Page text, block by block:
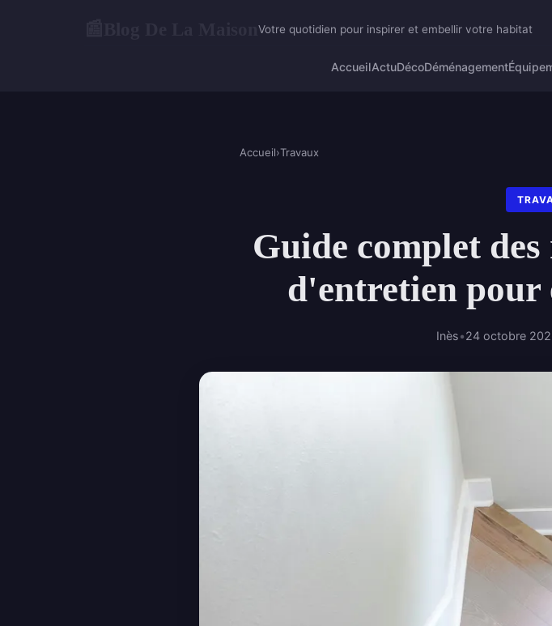
Votre quotidien pour inspirer et embellir votre habitat
AccueilActuDécoDéménagement
Accueil›Travaux
Guide complet
d'entretien pour
Inès•24 octobre